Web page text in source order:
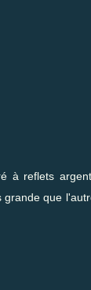
à reflets
que